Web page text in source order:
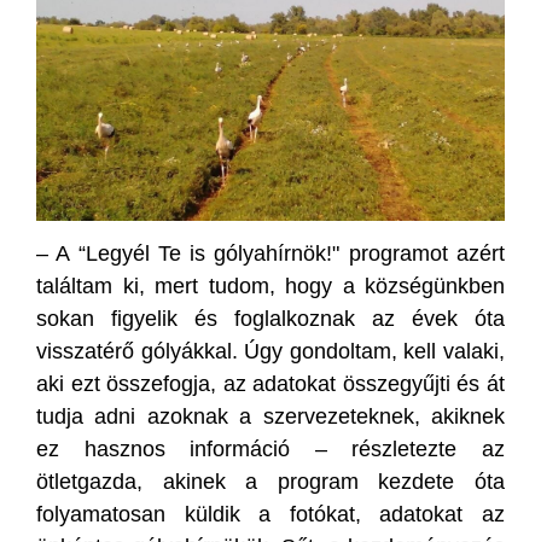
– A “Legyél Te is gólyahírnök!" programot azért
találtam ki, mert tudom, hogy a községünkben
sokan figyelik és foglalkoznak az évek óta
visszatérő gólyákkal. Úgy gondoltam, kell valaki,
aki ezt összefogja, az adatokat összegyűjti és át
tudja adni azoknak a szervezeteknek, akiknek
ez hasznos információ – részletezte az
ötletgazda, akinek a program kezdete óta
folyamatosan küldik a fotókat, adatokat az